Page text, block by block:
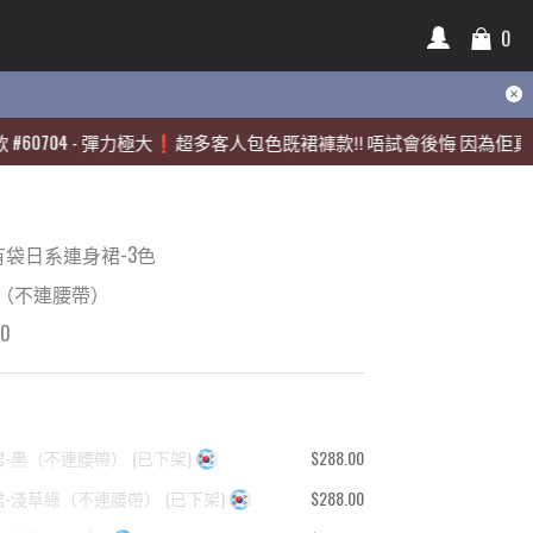
0
-彈力極大❗️超多客人包色既裙褲款‼️ 唔試會後悔 因為佢真係好靚
0
-彈力極大❗️超多客人包色既裙褲款‼️ 唔試會後悔 因為佢真係好靚
日系連身裙-3色
不連腰帶）
黑（不連腰帶） (已下架)
$288.00
淺草綠（不連腰帶）
(已下架)
$288.00